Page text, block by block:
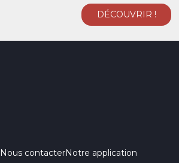
Nous contacterNotre application